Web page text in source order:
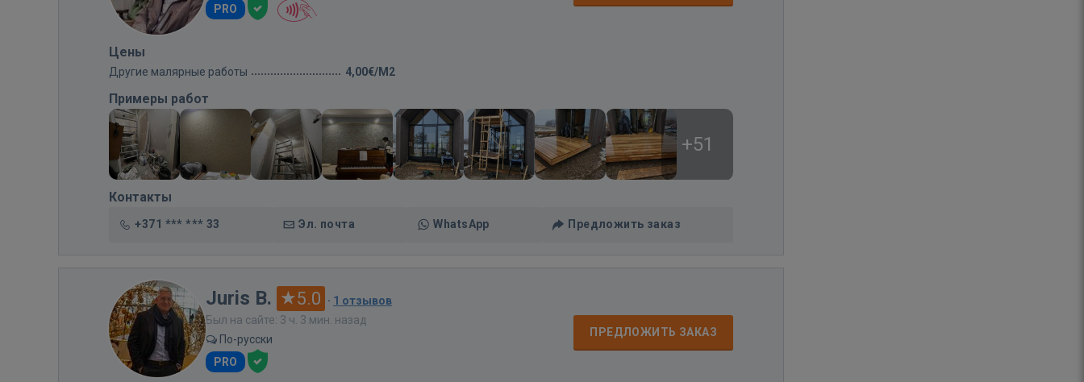
PRO
Цены
Другие малярные работы 4,00€/M2
Примеры работ
+51
Контакты
+371 *** *** 33 Эл. почта WhatsApp Предложить заказ
Juris B. 5.0 · 1 отзывов
Был на сайте: 3 ч. 3 мин. назад
По-русски
PRO
ПРЕДЛОЖИТЬ ЗАКАЗ